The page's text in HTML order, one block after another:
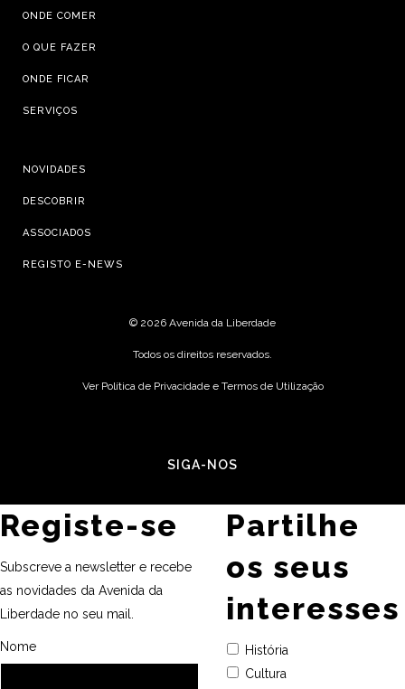
ONDE COMER
O QUE FAZER
ONDE FICAR
SERVIÇOS
NOVIDADES
DESCOBRIR
ASSOCIADOS
REGISTO E-NEWS
© 2026 Avenida da Liberdade
Todos os direitos reservados.
Ver Política de Privacidade e Termos de Utilização
SIGA-NOS
Registe-se
Subscreve a newsletter e recebe
as novidades da Avenida da
Liberdade no seu mail.
Nome
Partilhe
os seus
interesses
História
Cultura